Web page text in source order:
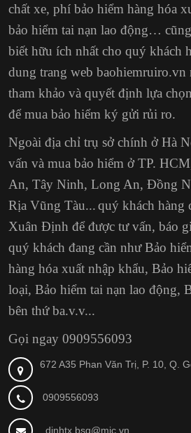
chất xe, phí bảo hiểm hàng hóa
bảo hiểm tai nạn lao động…
biết hữu ích nhất cho quý khách
dung trang web baohiemruiro.vn
tham khảo và quyết định lựa
để mua bảo hiểm ký gửi rủi ro.
Ngoài địa chỉ trụ sở chính ở Hà
vấn và mua bảo hiểm ở TP.
An, Tây Ninh, Long An, Đồng
Rịa Vũng Tàu...quý khách hàng
Xuân Định để được tư vấn, báo
quý khách đang cần như Bảo
hàng hóa xuất nhập khẩu, Bảo
loại, Bảo hiểm tai nạn lao động,
bên thứ ba.v.v...
Gọi ngay 0909556093
672 A35 Phan Văn Trị, P. 10, Q.
0909556093
dinhtx.bsg@mic.vn